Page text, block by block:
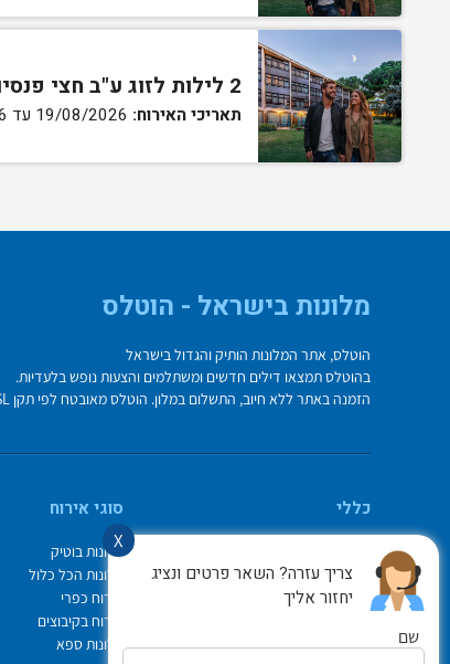
2 לילות לזוג ע"ב חצי פנסיון בחדר בלקוני
תאריכי האירוח:
X
צריך עזרה? השאר פרטים ונציג
יחזור אליך
שם
מלונות בישראל - הוטלס
הוטלס, אתר המלונות הותיק והגדול בישראל
בהוטלס תמצאו דילים חדשים ומשתלמים והצעות נופש בלעדיות.
הזמנה באתר ללא חיוב, התשלום במלון. הוטלס מאובטח לפי תקן SSL ולא שומר על פרטי כרטיס האשראי בשרת.
כללי
איך משתמשים באתר
צור קשר
Israel Hotels
סוגי אירוח
מלונות בוטיק
מלונות הכל כלול
אירוח כפרי
אירוח בקיבוצים
מלונות ספא